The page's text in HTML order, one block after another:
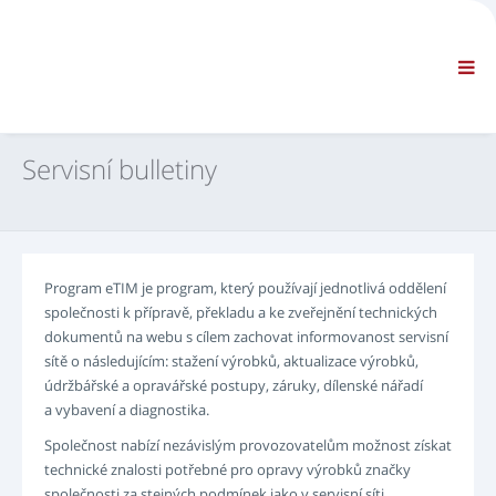
STANDARDNÍ NAVIGACE
SMLUVNÍ PODMÍNKY
Katalog náhradních dílů
Školení
Plán oprav/vybavení
Special Tools
Diagnostické nástroje
Přeprogramování ECU
Manuál pro řešení potíží
Servisní bulletiny
Program eTIM je program, který používají jednotlivá oddělení
společnosti k přípravě, překladu a ke zveřejnění technických
dokumentů na webu s cílem zachovat informovanost servisní
sítě o následujícím: stažení výrobků, aktualizace výrobků,
údržbářské a opravářské postupy, záruky, dílenské nářadí
a vybavení a diagnostika.
Společnost nabízí nezávislým provozovatelům možnost získat
technické znalosti potřebné pro opravy výrobků značky